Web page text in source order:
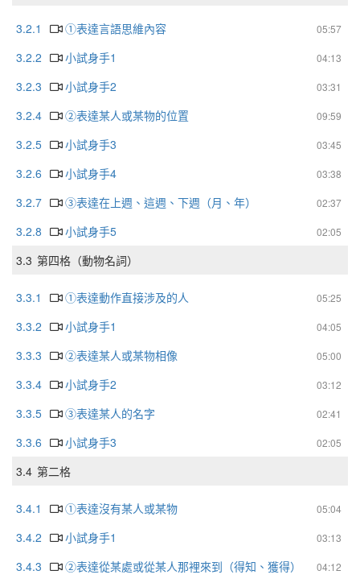
3.2.1 05:57
①表達言語思維內容
3.2.2
04:13
小試身手1
3.2.3
03:31
小試身手2
3.2.4
09:59
②表達某人或某物的位置
3.2.5
03:45
小試身手3
3.2.6
03:38
小試身手4
3.2.7
02:37
③表達在上週、這週、下週（月、年）
3.2.8
02:05
小試身手5
3.3 第四格（動物名詞）
3.3.1 05:25
①表達動作直接涉及的人
3.3.2
04:05
小試身手1
3.3.3
05:00
②表達某人或某物相像
3.3.4
03:12
小試身手2
3.3.5
02:41
③表達某人的名字
3.3.6
02:05
小試身手3
3.4 第二格
3.4.1 05:04
①表達沒有某人或某物
3.4.2
03:13
小試身手1
3.4.3
04:12
②表達從某處或從某人那裡來到（得知、獲得）